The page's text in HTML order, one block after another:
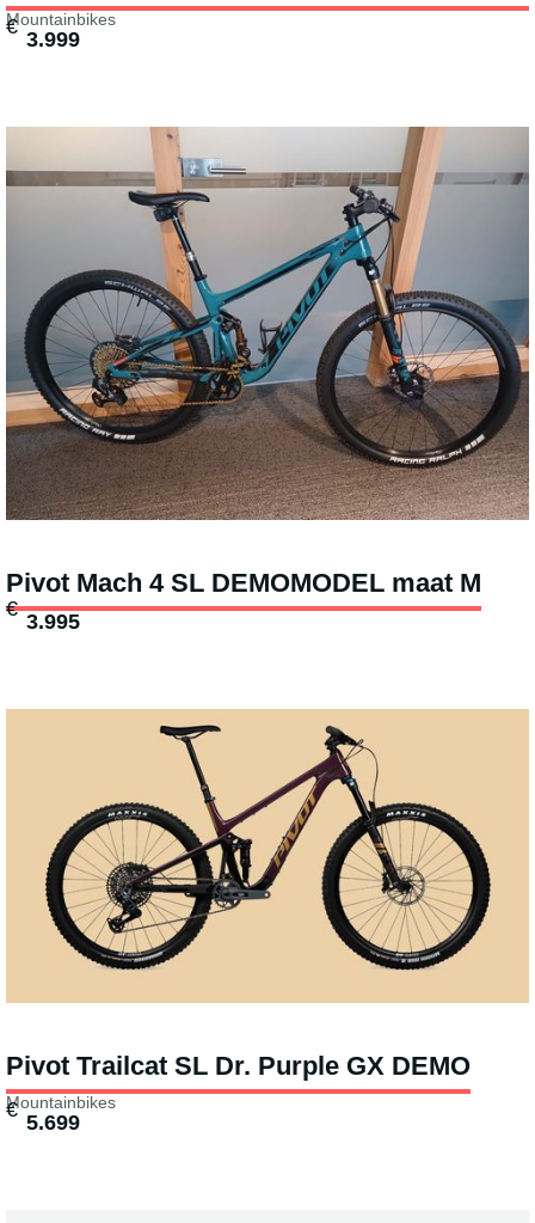
Mountainbikes
3.999
€
Pivot Mach 4 SL DEMOMODEL maat M
3.995
€
Pivot Trailcat SL Dr. Purple GX DEMO
Mountainbikes
5.699
€